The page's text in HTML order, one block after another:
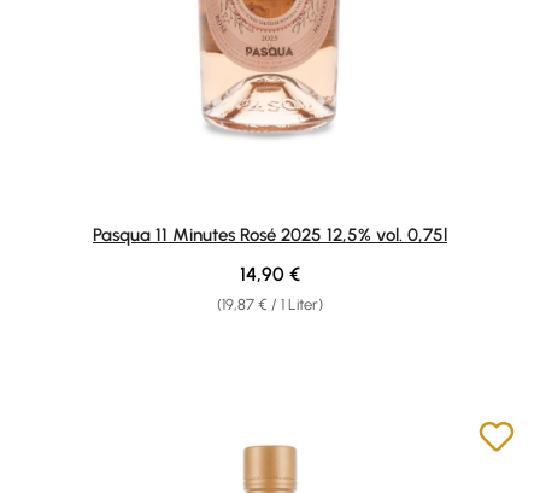
Pasqua 11 Minutes Rosé 2025 12,5% vol. 0,75l
(19,87 € / 1 Liter)
Regulärer Preis:
14,90 €